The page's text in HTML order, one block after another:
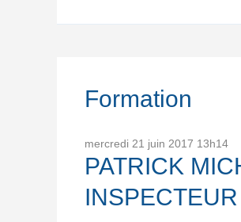
Formation
mercredi 21 juin 2017 13h14
PATRICK